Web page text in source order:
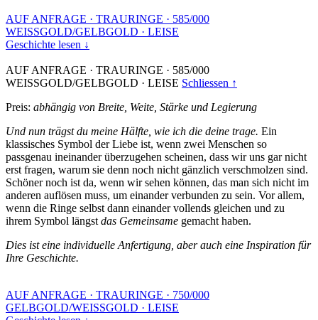
AUF ANFRAGE · TRAURINGE · 585/000
WEISSGOLD/GELBGOLD · LEISE
Geschichte lesen ↓
AUF ANFRAGE · TRAURINGE · 585/000
WEISSGOLD/GELBGOLD · LEISE Schliessen ↑
Preis: abhängig von Breite, Weite, Stärke und Legierung
Und nun trägst du meine Hälfte, wie ich die deine trage. Ein
klassisches Symbol der Liebe ist, wenn zwei Menschen so
passgenau ineinander überzugehen scheinen, dass wir uns gar nicht
erst fragen, warum sie denn noch nicht gänzlich verschmolzen sind.
Schöner noch ist da, wenn wir sehen können, das man sich nicht im
anderen auflösen muss, um einander verbunden zu sein. Vor allem,
wenn die Ringe selbst dann einander vollends gleichen und zu
ihrem Symbol längst das Gemeinsame gemacht haben.
Dies ist eine individuelle Anfertigung, aber auch eine Inspiration für
Ihre Geschichte.
AUF ANFRAGE · TRAURINGE · 750/000
GELBGOLD/WEISSGOLD · LEISE